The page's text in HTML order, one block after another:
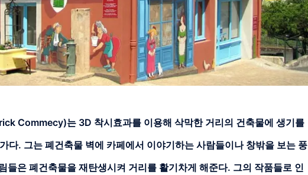
Commecy)는 3D 착시효과를 이용해 삭막한 거리의 건축물에 생기를
. 그는 폐건축물 벽에 카페에서 이야기하는 사람들이나 창밖을 보는 풍
들은 폐건축물을 재탄생시켜 거리를 활기차게 해준다. 그의 작품들로 인